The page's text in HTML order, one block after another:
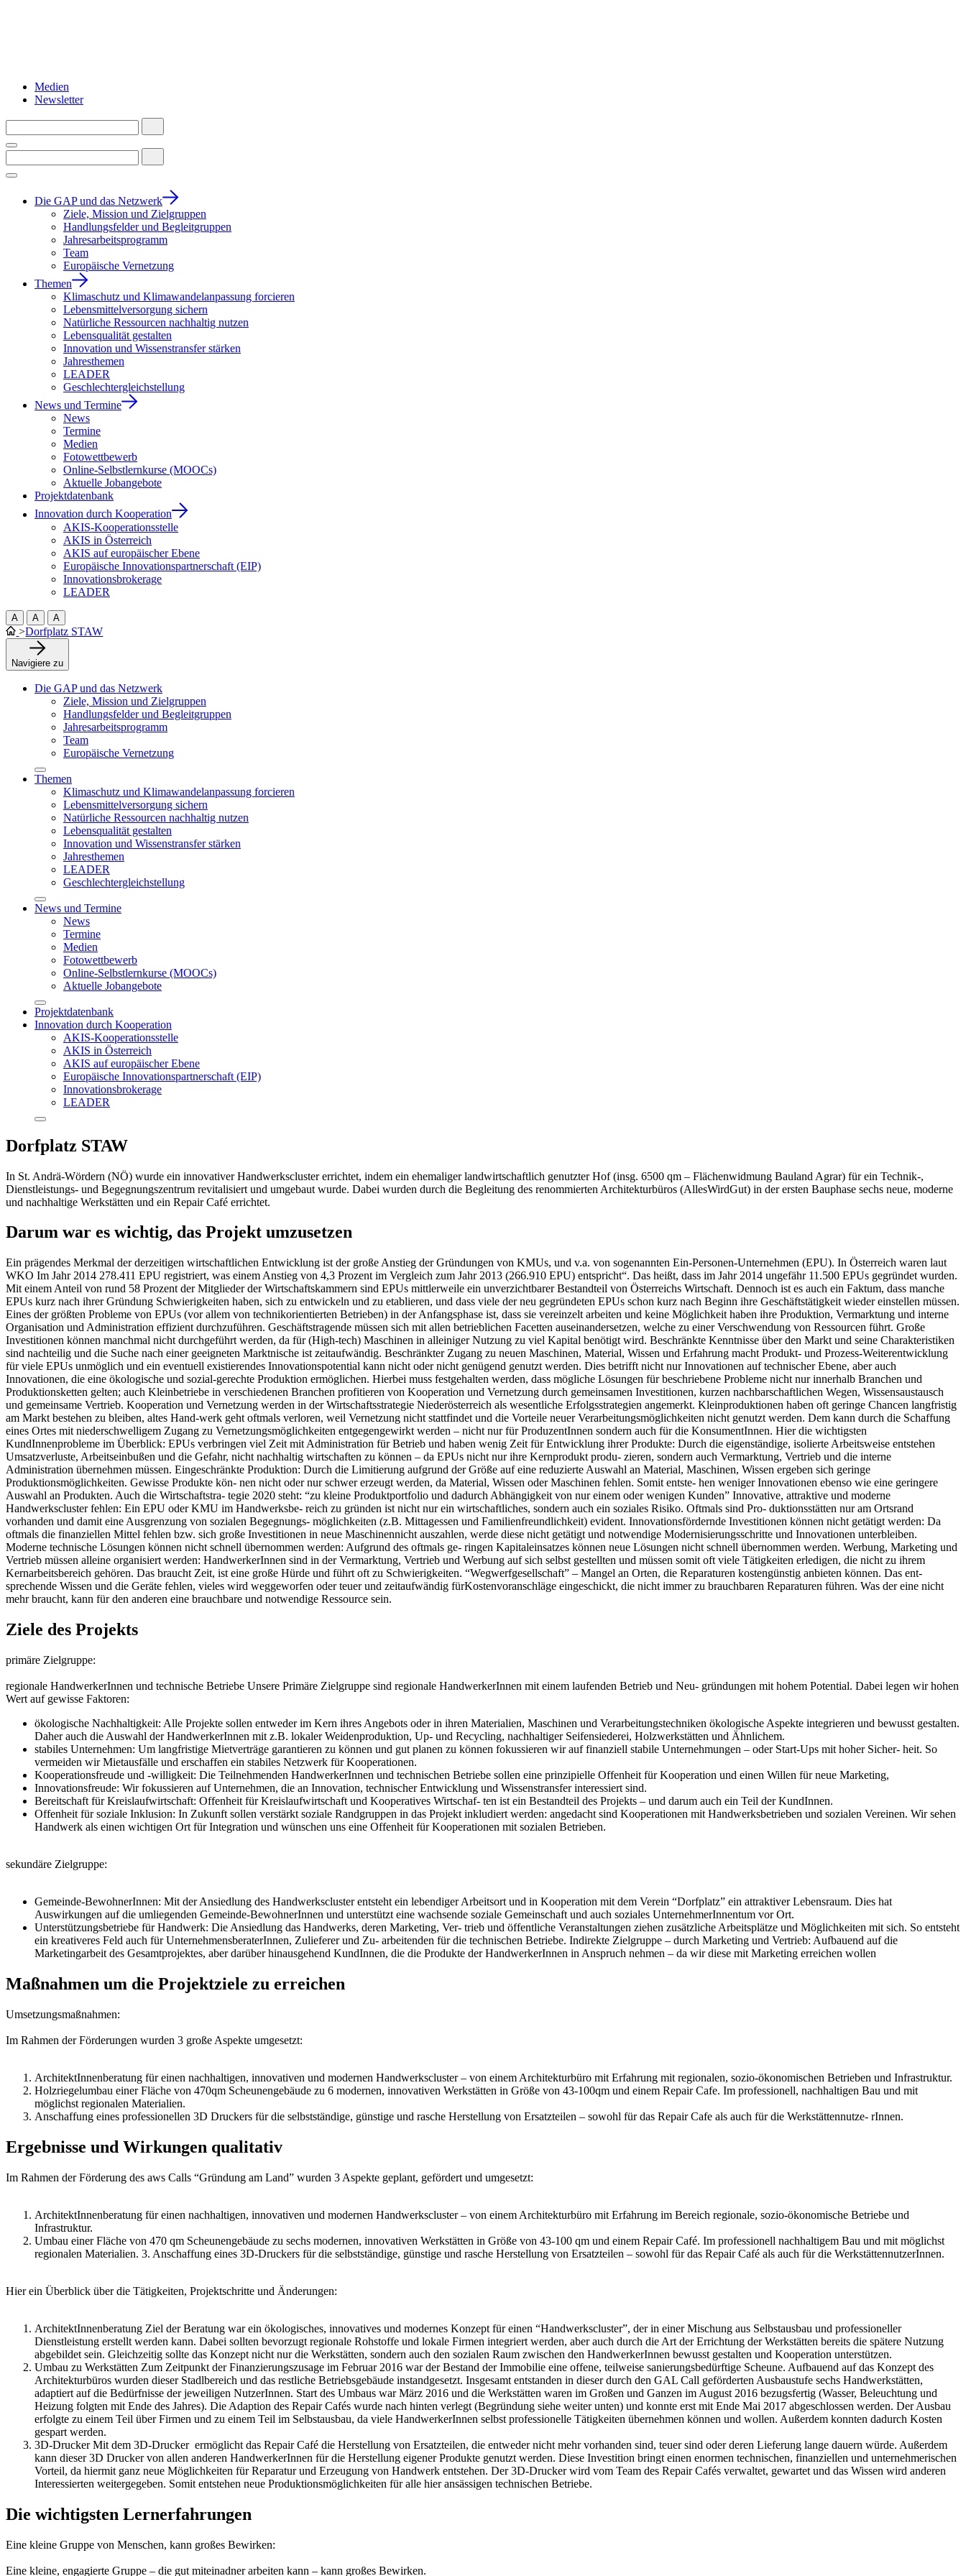
Medien
Newsletter
Die GAP und das Netzwerk
Ziele, Mission und Zielgruppen
Handlungsfelder und Begleitgruppen
Jahresarbeitsprogramm
Team
Europäische Vernetzung
Themen
Klimaschutz und Klimawandelanpassung forcieren
Lebensmittelversorgung sichern
Natürliche Ressourcen nachhaltig nutzen
Lebensqualität gestalten
Innovation und Wissenstransfer stärken
Jahresthemen
LEADER
Geschlechtergleichstellung
News und Termine
News
Termine
Medien
Fotowettbewerb
Online-Selbstlernkurse (MOOCs)
Aktuelle Jobangebote
Projektdatenbank
Innovation durch Kooperation
AKIS-Kooperationsstelle
AKIS in Österreich
AKIS auf europäischer Ebene
Europäische Innovationspartnerschaft (EIP)
Innovationsbrokerage
LEADER
A A A
>Dorfplatz STAW
Navigiere zu
Die GAP und das Netzwerk
Ziele, Mission und Zielgruppen
Handlungsfelder und Begleitgruppen
Jahresarbeitsprogramm
Team
Europäische Vernetzung
Themen
Klimaschutz und Klimawandelanpassung forcieren
Lebensmittelversorgung sichern
Natürliche Ressourcen nachhaltig nutzen
Lebensqualität gestalten
Innovation und Wissenstransfer stärken
Jahresthemen
LEADER
Geschlechtergleichstellung
News und Termine
News
Termine
Medien
Fotowettbewerb
Online-Selbstlernkurse (MOOCs)
Aktuelle Jobangebote
Projektdatenbank
Innovation durch Kooperation
AKIS-Kooperationsstelle
AKIS in Österreich
AKIS auf europäischer Ebene
Europäische Innovationspartnerschaft (EIP)
Innovationsbrokerage
LEADER
Dorfplatz STAW
In St. Andrä-Wördern (NÖ) wurde ein innovativer Handwerkscluster errichtet, indem ein ehemaliger landwirtschaftlich genutzter Hof (insg. 6500 qm – Flächenwidmung Bauland Agrar) für ein Technik-,
Dienstleistungs- und Begegnungszentrum revitalisiert und umgebaut wurde. Dabei wurden durch die Begleitung des renommierten Architekturbüros (AllesWirdGut) in der ersten Bauphase sechs neue, moderne
und nachhaltige Werkstätten und ein Repair Café errichtet.
Darum war es wichtig, das Projekt umzusetzen
Ein prägendes Merkmal der derzeitigen wirtschaftlichen Entwicklung ist der große Anstieg der Gründungen von KMUs, und v.a. von sogenannten Ein-Personen-Unternehmen (EPU). In Österreich waren laut
WKO Im Jahr 2014 278.411 EPU registriert, was einem Anstieg von 4,3 Prozent im Vergleich zum Jahr 2013 (266.910 EPU) entspricht“. Das heißt, dass im Jahr 2014 ungefähr 11.500 EPUs gegründet wurden.
Mit einem Anteil von rund 58 Prozent der Mitglieder der Wirtschaftskammern sind EPUs mittlerweile ein unverzichtbarer Bestandteil von Österreichs Wirtschaft. Dennoch ist es auch ein Faktum, dass manche
EPUs kurz nach ihrer Gründung Schwierigkeiten haben, sich zu entwickeln und zu etablieren, und dass viele der neu gegründeten EPUs schon kurz nach Beginn ihre Geschäftstätigkeit wieder einstellen müssen.
Eines der größten Probleme von EPUs (vor allem von technikorientierten Betrieben) in der Anfangsphase ist, dass sie vereinzelt arbeiten und keine Möglichkeit haben ihre Produktion, Vermarktung und interne
Organisation und Administration effizient durchzuführen. Geschäftstragende müssen sich mit allen betrieblichen Facetten auseinandersetzen, welche zu einer Verschwendung von Ressourcen führt. Große
Investitionen können manchmal nicht durchgeführt werden, da für (High-tech) Maschinen in alleiniger Nutzung zu viel Kapital benötigt wird. Beschränkte Kenntnisse über den Markt und seine Charakteristiken
sind nachteilig und die Suche nach einer geeigneten Marktnische ist zeitaufwändig. Beschränkter Zugang zu neuen Maschinen, Material, Wissen und Erfahrung macht Produkt- und Prozess-Weiterentwicklung
für viele EPUs unmöglich und ein eventuell existierendes Innovationspotential kann nicht oder nicht genügend genutzt werden. Dies betrifft nicht nur Innovationen auf technischer Ebene, aber auch
Innovationen, die eine ökologische und sozial-gerechte Produktion ermöglichen. Hierbei muss festgehalten werden, dass mögliche Lösungen für beschriebene Probleme nicht nur innerhalb Branchen und
Produktionsketten gelten; auch Kleinbetriebe in verschiedenen Branchen profitieren von Kooperation und Vernetzung durch gemeinsamen Investitionen, kurzen nachbarschaftlichen Wegen, Wissensaustausch
und gemeinsame Vertrieb. Kooperation und Vernetzung werden in der Wirtschaftsstrategie Niederösterreich als wesentliche Erfolgsstrategien angemerkt. Kleinproduktionen haben oft geringe Chancen langfristig
am Markt bestehen zu bleiben, altes Hand-werk geht oftmals verloren, weil Vernetzung nicht stattfindet und die Vorteile neuer Verarbeitungsmöglichkeiten nicht genutzt werden. Dem kann durch die Schaffung
eines Ortes mit niederschwelligem Zugang zu Vernetzungsmöglichkeiten entgegengewirkt werden – nicht nur für ProduzentInnen sondern auch für die KonsumentInnen. Hier die wichtigsten
KundInnenprobleme im Überblick: EPUs verbringen viel Zeit mit Administration für Betrieb und haben wenig Zeit für Entwicklung ihrer Produkte: Durch die eigenständige, isolierte Arbeitsweise entstehen
Umsatzverluste, Arbeitseinbußen und die Gefahr, nicht nachhaltig wirtschaften zu können – da EPUs nicht nur ihre Kernprodukt produ- zieren, sondern auch Vermarktung, Vertrieb und die interne
Administration übernehmen müssen. Eingeschränkte Produktion: Durch die Limitierung aufgrund der Größe auf eine reduzierte Auswahl an Material, Maschinen, Wissen ergeben sich geringe
Produktionsmöglichkeiten. Gewisse Produkte kön- nen nicht oder nur schwer erzeugt werden, da Material, Wissen oder Maschinen fehlen. Somit entste- hen weniger Innovationen ebenso wie eine geringere
Auswahl an Produkten. Auch die Wirtschaftstra- tegie 2020 steht: “zu kleine Produktportfolio und dadurch Abhängigkeit von nur einem oder wenigen Kunden” Innovative, attraktive und moderne
Handwerkscluster fehlen: Ein EPU oder KMU im Handwerksbe- reich zu gründen ist nicht nur ein wirtschaftliches, sondern auch ein soziales Risiko. Oftmals sind Pro- duktionsstätten nur am Ortsrand
vorhanden und damit eine Ausgrenzung von sozialen Begegnungs- möglichkeiten (z.B. Mittagessen und Familienfreundlichkeit) evident. Innovationsfördernde Investitionen können nicht getätigt werden: Da
oftmals die finanziellen Mittel fehlen bzw. sich große Investitionen in neue Maschinennicht auszahlen, werde diese nicht getätigt und notwendige Modernisierungsschritte und Innovationen unterbleiben.
Moderne technische Lösungen können nicht schnell übernommen werden: Aufgrund des oftmals ge- ringen Kapitaleinsatzes können neue Lösungen nicht schnell übernommen werden. Werbung, Marketing und
Vertrieb müssen alleine organisiert werden: HandwerkerInnen sind in der Vermarktung, Vertrieb und Werbung auf sich selbst gestellten und müssen somit oft viele Tätigkeiten erledigen, die nicht zu ihrem
Kernarbeitsbereich gehören. Das braucht Zeit, ist eine große Hürde und führt oft zu Schwierigkeiten. “Wegwerfgesellschaft” – Mangel an Orten, die Reparaturen kostengünstig anbieten können. Das ent-
sprechende Wissen und die Geräte fehlen, vieles wird weggeworfen oder teuer und zeitaufwändig fürKostenvoranschläge eingeschickt, die nicht immer zu brauchbaren Reparaturen führen. Was der eine nicht
mehr braucht, kann für den anderen eine brauchbare und notwendige Ressource sein.
Ziele des Projekts
primäre Zielgruppe:
regionale HandwerkerInnen und technische Betriebe Unsere Primäre Zielgruppe sind regionale HandwerkerInnen mit einem laufenden Betrieb und Neu- gründungen mit hohem Potential. Dabei legen wir hohen
Wert auf gewisse Faktoren:
ökologische Nachhaltigkeit: Alle Projekte sollen entweder im Kern ihres Angebots oder in ihren Materialien, Maschinen und Verarbeitungstechniken ökologische Aspekte integrieren und bewusst gestalten.
Daher auch die Auswahl der HandwerkerInnen mit z.B. lokaler Weidenproduktion, Up- und Recycling, nachhaltiger Seifensiederei, Holzwerkstätten und Ähnlichem.
stabiles Unternehmen: Um langfristige Mietverträge garantieren zu können und gut planen zu können fokussieren wir auf finanziell stabile Unternehmungen – oder Start-Ups mit hoher Sicher- heit. So
vermeiden wir Mietausfälle und erschaffen ein stabiles Netzwerk für Kooperationen.
Kooperationsfreude und -willigkeit: Die Teilnehmenden HandwerkerInnen und technischen Betriebe sollen eine prinzipielle Offenheit für Kooperation und einen Willen für neue Marketing,
Innovationsfreude: Wir fokussieren auf Unternehmen, die an Innovation, technischer Entwicklung und Wissenstransfer interessiert sind.
Bereitschaft für Kreislaufwirtschaft: Offenheit für Kreislaufwirtschaft und Kooperatives Wirtschaf- ten ist ein Bestandteil des Projekts – und darum auch ein Teil der KundInnen.
Offenheit für soziale Inklusion: In Zukunft sollen verstärkt soziale Randgruppen in das Projekt inkludiert werden: angedacht sind Kooperationen mit Handwerksbetrieben und sozialen Vereinen. Wir sehen
Handwerk als einen wichtigen Ort für Integration und wünschen uns eine Offenheit für Kooperationen mit sozialen Betrieben.
sekundäre Zielgruppe:
Gemeinde-BewohnerInnen: Mit der Ansiedlung des Handwerkscluster entsteht ein lebendiger Arbeitsort und in Kooperation mit dem Verein “Dorfplatz” ein attraktiver Lebensraum. Dies hat
Auswirkungen auf die umliegenden Gemeinde-BewohnerInnen und unterstützt eine wachsende soziale Gemeinschaft und auch soziales UnternehmerInnentum vor Ort.
Unterstützungsbetriebe für Handwerk: Die Ansiedlung das Handwerks, deren Marketing, Ver- trieb und öffentliche Veranstaltungen ziehen zusätzliche Arbeitsplätze und Möglichkeiten mit sich. So entsteht
ein kreativeres Feld auch für UnternehmensberaterInnen, Zulieferer und Zu- arbeitenden für die technischen Betriebe. Indirekte Zielgruppe – durch Marketing und Vertrieb: Aufbauend auf die
Marketingarbeit des Gesamtprojektes, aber darüber hinausgehend KundInnen, die die Produkte der HandwerkerInnen in Anspruch nehmen – da wir diese mit Marketing erreichen wollen
Maßnahmen um die Projektziele zu erreichen
Umsetzungsmaßnahmen:
Im Rahmen der Förderungen wurden 3 große Aspekte umgesetzt:
ArchitektInnenberatung für einen nachhaltigen, innovativen und modernen Handwerkscluster – von einem Architekturbüro mit Erfahrung mit regionalen, sozio-ökonomischen Betrieben und Infrastruktur.
Holzriegelumbau einer Fläche von 470qm Scheunengebäude zu 6 modernen, innovativen Werkstätten in Größe von 43-100qm und einem Repair Cafe. Im professionell, nachhaltigen Bau und mit
möglichst regionalen Materialien.
Anschaffung eines professionellen 3D Druckers für die selbstständige, günstige und rasche Herstellung von Ersatzteilen – sowohl für das Repair Cafe als auch für die Werkstättennutze- rInnen.
Ergebnisse und Wirkungen qualitativ
Im Rahmen der Förderung des aws Calls “Gründung am Land” wurden 3 Aspekte geplant, gefördert und umgesetzt:
ArchitektInnenberatung für einen nachhaltigen, innovativen und modernen Handwerkscluster – von einem Architekturbüro mit Erfahrung im Bereich regionale, sozio-ökonomische Betriebe und
Infrastruktur.
Umbau einer Fläche von 470 qm Scheunengebäude zu sechs modernen, innovativen Werkstätten in Größe von 43-100 qm und einem Repair Café. Im professionell nachhaltigem Bau und mit möglichst
regionalen Materialien. 3. Anschaffung eines 3D-Druckers für die selbstständige, günstige und rasche Herstellung von Ersatzteilen – sowohl für das Repair Café als auch für die WerkstättennutzerInnen.
Hier ein Überblick über die Tätigkeiten, Projektschritte und Änderungen:
ArchitektInnenberatung Ziel der Beratung war ein ökologisches, innovatives und modernes Konzept für einen “Handwerkscluster”, der in einer Mischung aus Selbstausbau und professioneller
Dienstleistung erstellt werden kann. Dabei sollten bevorzugt regionale Rohstoffe und lokale Firmen integriert werden, aber auch durch die Art der Errichtung der Werkstätten bereits die spätere Nutzung
abgebildet sein. Gleichzeitig sollte das Konzept nicht nur die Werkstätten, sondern auch den sozialen Raum zwischen den HandwerkerInnen bewusst gestalten und Kooperation unterstützen.
Umbau zu Werkstätten Zum Zeitpunkt der Finanzierungszusage im Februar 2016 war der Bestand der Immobilie eine offene, teilweise sanierungsbedürftige Scheune. Aufbauend auf das Konzept des
Architekturbüros wurden dieser Stadlbereich und das restliche Betriebsgebäude instandgesetzt. Insgesamt entstanden in dieser durch den GAL Call geförderten Ausbaustufe sechs Handwerkstätten,
adaptiert auf die Bedürfnisse der jeweiligen NutzerInnen. Start des Umbaus war März 2016 und die Werkstätten waren im Großen und Ganzen im August 2016 bezugsfertig (Wasser, Beleuchtung und
Heizung folgten mit Ende des Jahres). Die Adaption des Repair Cafés wurde nach hinten verlegt (Begründung siehe weiter unten) und konnte erst mit Ende Mai 2017 abgeschlossen werden. Der Ausbau
erfolgte zu einem Teil über Firmen und zu einem Teil im Selbstausbau, da viele HandwerkerInnen selbst professionelle Tätigkeiten übernehmen können und wollen. Außerdem konnten dadurch Kosten
gespart werden.
3D-Drucker Mit dem 3D-Drucker ermöglicht das Repair Café die Herstellung von Ersatzteilen, die entweder nicht mehr vorhanden sind, teuer sind oder deren Lieferung lange dauern würde. Außerdem
kann dieser 3D Drucker von allen anderen HandwerkerInnen für die Herstellung eigener Produkte genutzt werden. Diese Investition bringt einen enormen technischen, finanziellen und unternehmerischen
Vorteil, da hiermit ganz neue Möglichkeiten für Reparatur und Erzeugung von Handwerk entstehen. Der 3D-Drucker wird vom Team des Repair Cafés verwaltet, gewartet und das Wissen wird anderen
Interessierten weitergegeben. Somit entstehen neue Produktionsmöglichkeiten für alle hier ansässigen technischen Betriebe.
Die wichtigsten Lernerfahrungen
Eine kleine Gruppe von Menschen, kann großes Bewirken:
Eine kleine, engagierte Gruppe – die gut miteinadner arbeiten kann – kann großes Bewirken.